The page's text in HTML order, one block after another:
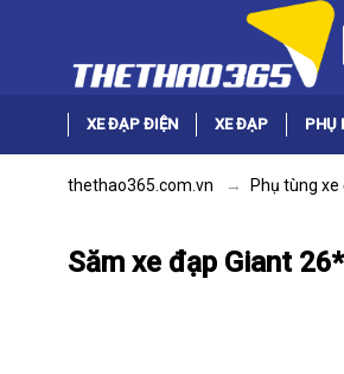
XE ĐẠP ĐIỆN XE ĐẠP PHỤ
thethao365.com.vn Phụ tùng xe
Săm xe đạp Giant